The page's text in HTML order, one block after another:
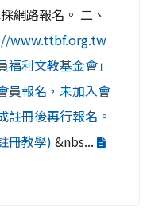
網路報名。 二、
www.ttbf.org.tw
利文教基金會」
員報名，未加入會
註冊後再行報名。
冊教學) &nbs...